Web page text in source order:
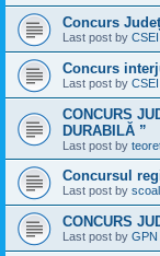
Concurs
Last post by
Concurs
Last post by
CONCURS
DURABILĂ ”
Last post by
Concursul
Last post by
CONCURS
Last post by GPN